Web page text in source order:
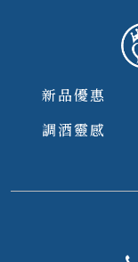
新品優惠
調酒靈感